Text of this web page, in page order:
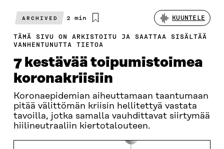
ARCHIVED
Arvioitu
2 min KUUNTELE
TÄMÄ SIVU ON ARKISTOITU JA SAATTAA SISÄLTÄÄ
VANHENTUNUTTA TIETOA
7 kestävää toipumistoimea
koronakriisiin
Koronaepidemian aiheuttamaan taantumaan
pitää välittömän kriisin hellitettyä vastata
tavoilla, jotka samalla vauhdittavat siirtymää
hiilineutraaliin kiertotalouteen.